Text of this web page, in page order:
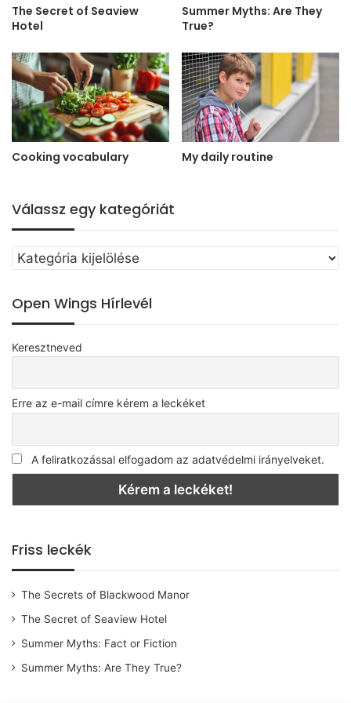
The Secret of Seaview
Hotel
Summer Myths: Are They
True?
Cooking vocabulary My daily routine
Válassz egy kategóriát
Válassz
egy
Open Wings Hírlevél
Keresztneved
Erre az e-mail címre kérem a leckéket
A feliratkozással elfogadom az adatvédelmi irányelveket.
Friss leckék
The Secrets of Blackwood Manor
The Secret of Seaview Hotel
Summer Myths: Fact or Fiction
Summer Myths: Are They True?